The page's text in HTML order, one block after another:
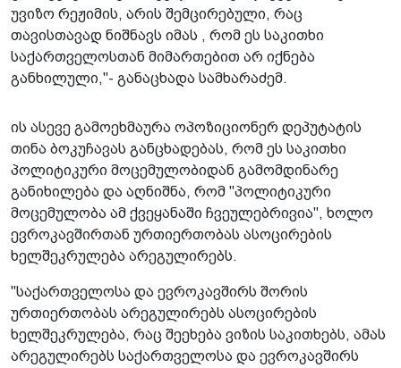
უვიზო რეჟიმის, არის შემცირებული, რაც
თავისთავად ნიშნავს იმას , რომ ეს საკითხი
საქართველოსთან მიმართებით არ იქნება
განხილული,"- განაცხადა სამხარაძემ.
ის ასევე გამოეხმაურა ოპოზიციონერ დეპუტატის
თინა ბოკუჩავას განცხადებას, რომ ეს საკითხი
პოლიტიკური მოცემულობიდან გამომდინარე
განიხილება და აღნიშნა, რომ "პოლიტიკური
მოცემულობა ამ ქვეყანაში ჩვეულებრივია", ხოლო
ევროკავშირთან ურთიერთობას ასოცირების
ხელშეკრულება არეგულირებს.
"საქართველოსა და ევროკავშირს შორის
ურთიერთობას არეგულირებს ასოცირების
ხელშეკრულება, რაც შეეხება ვიზის საკითხებს, ამას
არეგულირებს საქართველოსა და ევროკავშირს